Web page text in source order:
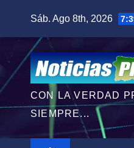
contenido
Sáb. Ago 8th, 2026
CON LA VERDAD
SIEMPRE...